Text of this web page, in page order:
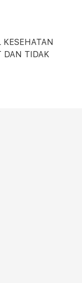
DAN TIDAK